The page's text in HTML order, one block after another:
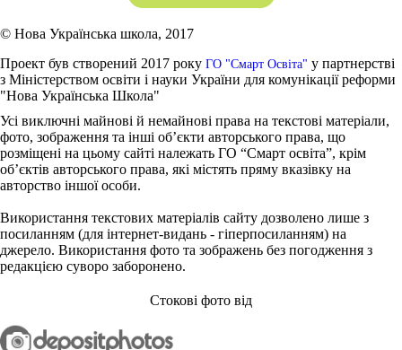
© Нова Українська школа, 2017
Проект був створений 2017 року ГО "Смарт Освіта" у партнерстві
з Міністерством освіти і науки України для комунікації реформи
"Нова Українська Школа"
Усі виключні майнові й немайнові права на текстові матеріали,
фото, зображення та інші об’єкти авторського права, що
розміщені на цьому сайті належать ГО “Смарт освіта”, крім
об’єктів авторського права, які містять пряму вказівку на
авторство іншої особи.
Використання текстових матеріалів сайту дозволено лише з
посиланням (для інтернет-видань - гіперпосиланням) на
джерело. Використання фото та зображень без погодження з
редакцією суворо заборонено.
Стокові фото від